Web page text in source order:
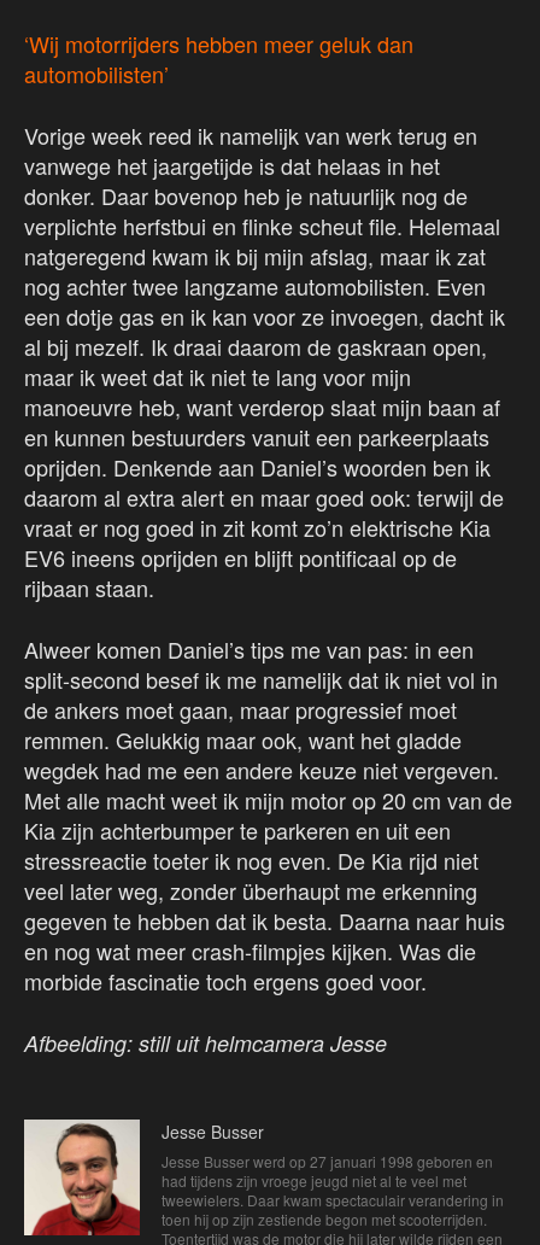
‘Wij motorrijders hebben meer geluk dan
automobilisten’
Vorige week reed ik namelijk van werk terug en
vanwege het jaargetijde is dat helaas in het
donker. Daar bovenop heb je natuurlijk nog de
verplichte herfstbui en flinke scheut file. Helemaal
natgeregend kwam ik bij mijn afslag, maar ik zat
nog achter twee langzame automobilisten. Even
een dotje gas en ik kan voor ze invoegen, dacht ik
al bij mezelf. Ik draai daarom de gaskraan open,
maar ik weet dat ik niet te lang voor mijn
manoeuvre heb, want verderop slaat mijn baan af
en kunnen bestuurders vanuit een parkeerplaats
oprijden. Denkende aan Daniel’s woorden ben ik
daarom al extra alert en maar goed ook: terwijl de
vraat er nog goed in zit komt zo’n elektrische Kia
EV6 ineens oprijden en blijft pontificaal op de
rijbaan staan.
Alweer komen Daniel’s tips me van pas: in een
split-second besef ik me namelijk dat ik niet vol in
de ankers moet gaan, maar progressief moet
remmen. Gelukkig maar ook, want het gladde
wegdek had me een andere keuze niet vergeven.
Met alle macht weet ik mijn motor op 20 cm van de
Kia zijn achterbumper te parkeren en uit een
stressreactie toeter ik nog even. De Kia rijd niet
veel later weg, zonder überhaupt me erkenning
gegeven te hebben dat ik besta. Daarna naar huis
en nog wat meer crash-filmpjes kijken. Was die
morbide fascinatie toch ergens goed voor.
Afbeelding: still uit helmcamera Jesse
Jesse Busser
Jesse Busser werd op 27 januari 1998 geboren en
had tijdens zijn vroege jeugd niet al te veel met
tweewielers. Daar kwam spectaculair verandering in
toen hij op zijn zestiende begon met scooterrijden.
Toentertijd was de motor die hij later wilde rijden een